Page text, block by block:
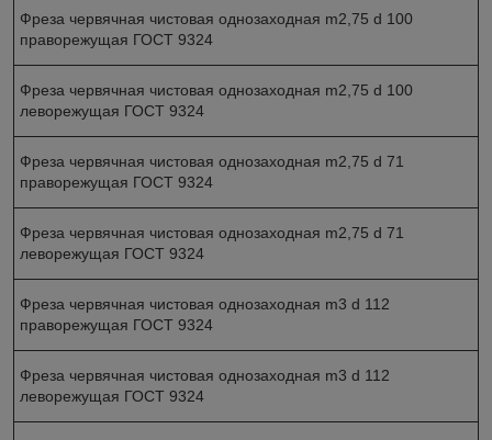
Фреза червячная чистовая однозаходная m2,75 d 100
праворежущая ГОСТ 9324
Фреза червячная чистовая однозаходная m2,75 d 100
леворежущая ГОСТ 9324
Фреза червячная чистовая однозаходная m2,75 d 71
праворежущая ГОСТ 9324
Фреза червячная чистовая однозаходная m2,75 d 71
леворежущая ГОСТ 9324
Фреза червячная чистовая однозаходная m3 d 112
праворежущая ГОСТ 9324
Фреза червячная чистовая однозаходная m3 d 112
леворежущая ГОСТ 9324